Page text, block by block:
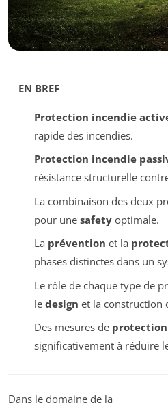
EN BREF
Protection incendie
rapide des incendies.
Protection incendie
résistance structurelle
La combinaison des deux
pour une safetyoptimale.
La prévention et la
phases distinctes dans un
Le rôle de chaque type de
le design et la construction
Des mesures de protection
significativement à réduire
Dans le domaine de la